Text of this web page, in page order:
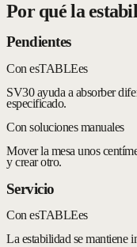
Por qué la
Pendientes
Con esTABLEes
SV30 ayuda a absorber
especificado.
Con soluciones manuales
Mover la mesa unos
y crear otro.
Servicio
Con esTABLEes
La estabilidad se mantiene